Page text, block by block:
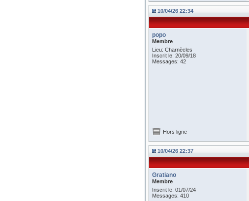
10/04/26 22:34
popo
Membre
Lieu: Charnècles
Inscrit le: 20/09/18
Messages: 42
Hors ligne
10/04/26 22:37
Gratiano
Membre
Inscrit le: 01/07/24
Messages: 410